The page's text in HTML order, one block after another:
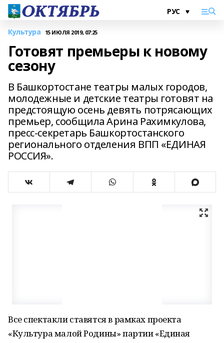
Культура 15 ИЮЛЯ 2019, 07:25
Готовят премьеры к новому
сезону
В Башкортостане театры малых городов,
молодежные и детские театры готовят на
предстоящую осень девять потрясающих
премьер, сообщила Арина Рахимкулова,
пресс-секретарь Башкортостанского
регионального отделения ВПП «ЕДИНАЯ
РОССИЯ».
Все спектакли ставятся в рамках проекта
«Культура малой Родины» партии «Единая